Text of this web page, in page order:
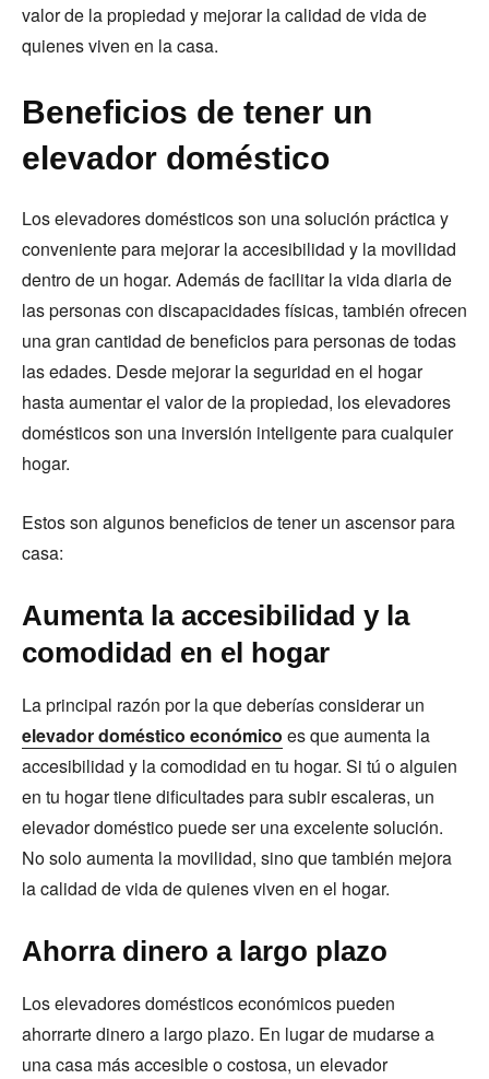
valor de la propiedad y mejorar la calidad de vida de
quienes viven en la casa.
Beneficios de tener un
elevador doméstico
Los elevadores domésticos son una solución práctica y
conveniente para mejorar la accesibilidad y la movilidad
dentro de un hogar. Además de facilitar la vida diaria de
las personas con discapacidades físicas, también ofrecen
una gran cantidad de beneficios para personas de todas
las edades. Desde mejorar la seguridad en el hogar
hasta aumentar el valor de la propiedad, los elevadores
domésticos son una inversión inteligente para cualquier
hogar.
Estos son algunos beneficios de tener un ascensor para
casa:
Aumenta la accesibilidad y la
comodidad en el hogar
La principal razón por la que deberías considerar un
elevador doméstico económico es que aumenta la
accesibilidad y la comodidad en tu hogar. Si tú o alguien
en tu hogar tiene dificultades para subir escaleras, un
elevador doméstico puede ser una excelente solución.
No solo aumenta la movilidad, sino que también mejora
la calidad de vida de quienes viven en el hogar.
Ahorra dinero a largo plazo
Los elevadores domésticos económicos pueden
ahorrarte dinero a largo plazo. En lugar de mudarse a
una casa más accesible o costosa, un elevador